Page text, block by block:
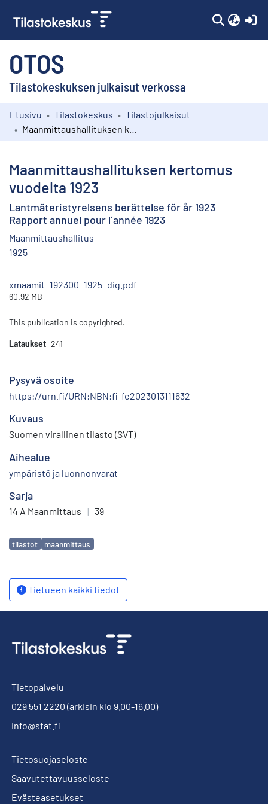
OTOS
Tilastokeskuksen julkaisut verkossa
Kokoelmat
Etusivu Tilastokeskus
Tilastojulkaisut
Maanmittaushallituksen kertomus
vuodelta 1923
Lantmäteristyrelsens berättelse för år 1923
Rapport annuel pour l´année 1923
Maanmittaushallitus
1925
xmaamit_192300_1925_dig.pdf
60.92 MB
This publication is copyrighted.
Lataukset 241
Pysyvä osoite
https://urn.fi/URN:NBN:fi-fe2023013111632
Kuvaus
Suomen virallinen tilasto (SVT)
Aihealue
ympäristö ja luonnonvarat
Sarja
14 A Maanmittaus | 39
Avainsanat
tilastot maanmittaus
Tietueen kaikki tiedot
Tietopalvelu
029 551 2220 (arkisin klo 9.00-16.00)
info@stat.fi
Tietosuojaseloste
Saavutettavuusseloste
Evästeasetukset